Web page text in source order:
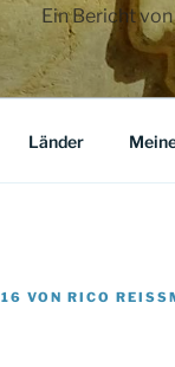
Ein Bericht
Länder
VON RICO